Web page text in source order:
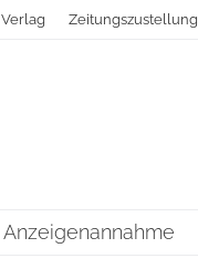
Verlag Zeitungszustellung
Anzeigenannahme